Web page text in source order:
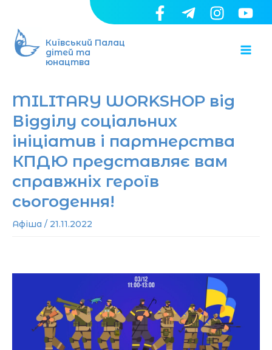
вмісту
Київський Палац
дітей та
юнацтва
MILITARY WORKSHOP від
Відділу соціальних
ініціатив і партнерства
КПДЮ представляє вам
справжніх героїв
сьогодення!
Афіша / 21.11.2022